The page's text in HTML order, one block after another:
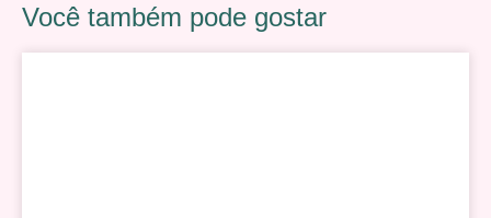
Você também pode gostar